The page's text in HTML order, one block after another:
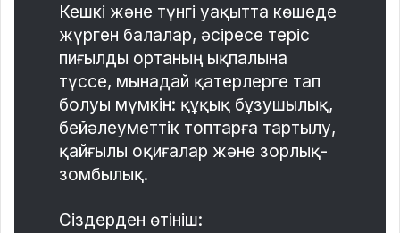
Кешкі және түнгі уақытта көшеде
жүрген балалар, әсіресе теріс
пиғылды ортаның ықпалына
түссе, мынадай қатерлерге тап
болуы мүмкін: құқық бұзушылық,
бейәлеуметтік топтарға тартылу,
қайғылы оқиғалар және зорлық-
зомбылық.
Сіздерден өтініш: